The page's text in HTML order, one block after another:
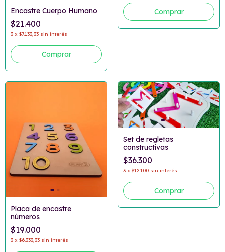
Encastre Cuerpo Humano
$21.400
3 x $7.133,33 sin interés
Placa de encastre
números
$19.000
3 x $6.333,33 sin interés
Set de regletas
constructivas
$36.300
3 x $12.100 sin interés